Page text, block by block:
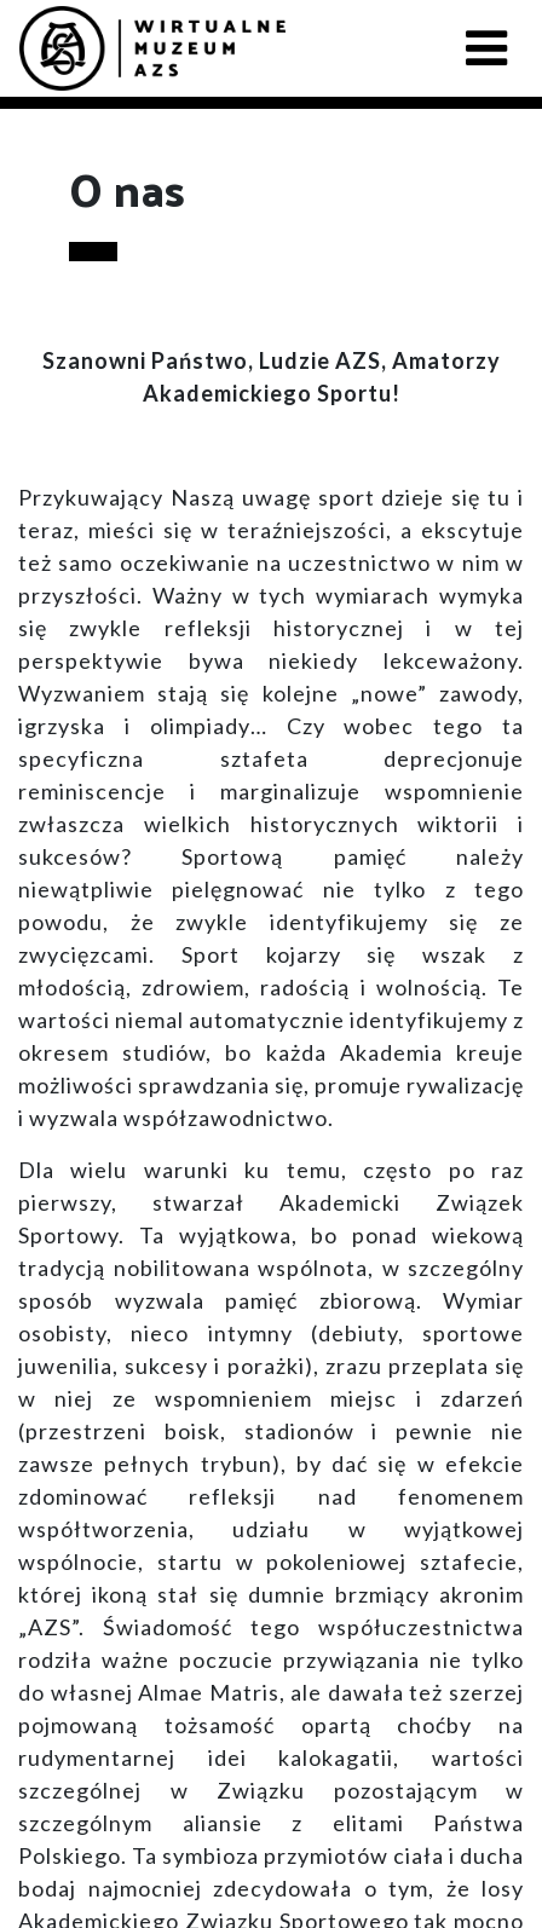
O nas
Szanowni Państwo, Ludzie AZS, Amatorzy
Akademickiego Sportu!
Przykuwający Naszą uwagę sport dzieje się tu i
teraz, mieści się w teraźniejszości, a ekscytuje
też samo oczekiwanie na uczestnictwo w nim w
przyszłości. Ważny w tych wymiarach wymyka
się zwykle refleksji historycznej i w tej
perspektywie bywa niekiedy lekceważony.
Wyzwaniem stają się kolejne „nowe” zawody,
igrzyska i olimpiady… Czy wobec tego ta
specyficzna sztafeta deprecjonuje
reminiscencje i marginalizuje wspomnienie
zwłaszcza wielkich historycznych wiktorii i
sukcesów? Sportową pamięć należy
niewątpliwie pielęgnować nie tylko z tego
powodu, że zwykle identyfikujemy się ze
zwycięzcami. Sport kojarzy się wszak z
młodością, zdrowiem, radością i wolnością. Te
wartości niemal automatycznie identyfikujemy z
okresem studiów, bo każda Akademia kreuje
możliwości sprawdzania się, promuje rywalizację
i wyzwala współzawodnictwo.
Dla wielu warunki ku temu, często po raz
pierwszy, stwarzał Akademicki Związek
Sportowy. Ta wyjątkowa, bo ponad wiekową
tradycją nobilitowana wspólnota, w szczególny
sposób wyzwala pamięć zbiorową. Wymiar
osobisty, nieco intymny (debiuty, sportowe
juwenilia, sukcesy i porażki), zrazu przeplata się
w niej ze wspomnieniem miejsc i zdarzeń
(przestrzeni boisk, stadionów i pewnie nie
zawsze pełnych trybun), by dać się w efekcie
zdominować refleksji nad fenomenem
współtworzenia, udziału w wyjątkowej
wspólnocie, startu w pokoleniowej sztafecie,
której ikoną stał się dumnie brzmiący akronim
„AZS”. Świadomość tego współuczestnictwa
rodziła ważne poczucie przywiązania nie tylko
do własnej Almae Matris, ale dawała też szerzej
pojmowaną tożsamość opartą choćby na
rudymentarnej idei kalokagatii, wartości
szczególnej w Związku pozostającym w
szczególnym aliansie z elitami Państwa
Polskiego. Ta symbioza przymiotów ciała i ducha
bodaj najmocniej zdecydowała o tym, że losy
Akademickiego Związku Sportowego tak mocno